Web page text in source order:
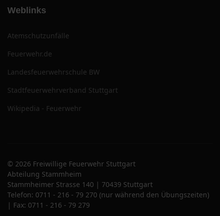
Weblinks
Atemschutzunfälle
Feuerwehr.de
Landesfeuerwehrschule BW
Stadtfeuerwehrverband Stuttgart
Wikipedia - Feuerwehr
© 2026 Freiwillige Feuerwehr Stuttgart
Abteilung Stammheim
Stammheimer Strasse 140 | 70439 Stuttgart
Telefon: 0711 - 216 - 79 270 (nur während den Übungszeiten)
| Fax: 0711 - 216 - 79 279